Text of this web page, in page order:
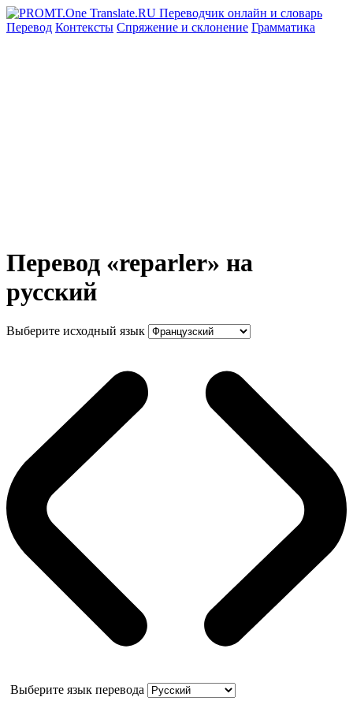
Перевод Контексты Спряжение и склонение Грамматика
Перевод «reparler» на
русский
Выберите исходный язык
Выберите язык перевода